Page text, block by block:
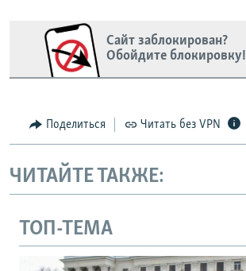
Сайт заблокирован?
Обойдите блокировку!
Поделиться Читать без VPN
ЧИТАЙТЕ ТАКЖЕ:
ТОП-ТЕМА